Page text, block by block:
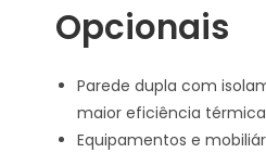
Opcionais
Parede dupla com
maior eficiência
Equipamentos e